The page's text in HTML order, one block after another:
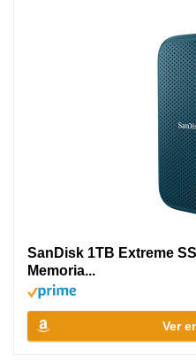
SanDisk 1TB Extreme
Memoria...
Ver